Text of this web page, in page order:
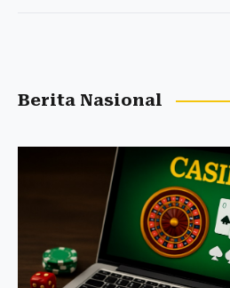
Berita Nasional